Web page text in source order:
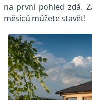
na první pohled zdá.
měsíců můžete stavět!